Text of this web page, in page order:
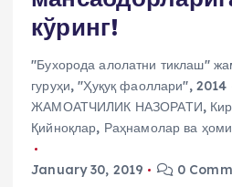
кўринг!
"Бухорода алолатни тиклаш"
гуруҳи,"Ҳуқуқ фаоллари", 2014
ЖАМОАТЧИЛИК НАЗОРАТИ,
Қийноқлар, Раҳнамолар ва
January 30, 2019 0